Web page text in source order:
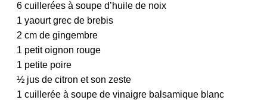
6 cuillerées à soupe d’huile de noix
1 yaourt grec de brebis
2 cm de gingembre
1 petit oignon rouge
1 petite poire
½ jus de citron et son zeste
1 cuillerée à soupe de vinaigre balsamique blanc